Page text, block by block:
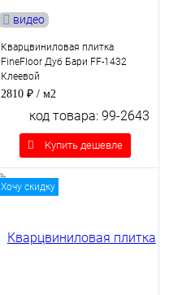
видео
Кварцвиниловая плитка
FineFloor Дуб Бари FF-1432
Клеевой
2810 ₽ / м2
код товара: 99-2643
Купить дешевле
Хочу скидку